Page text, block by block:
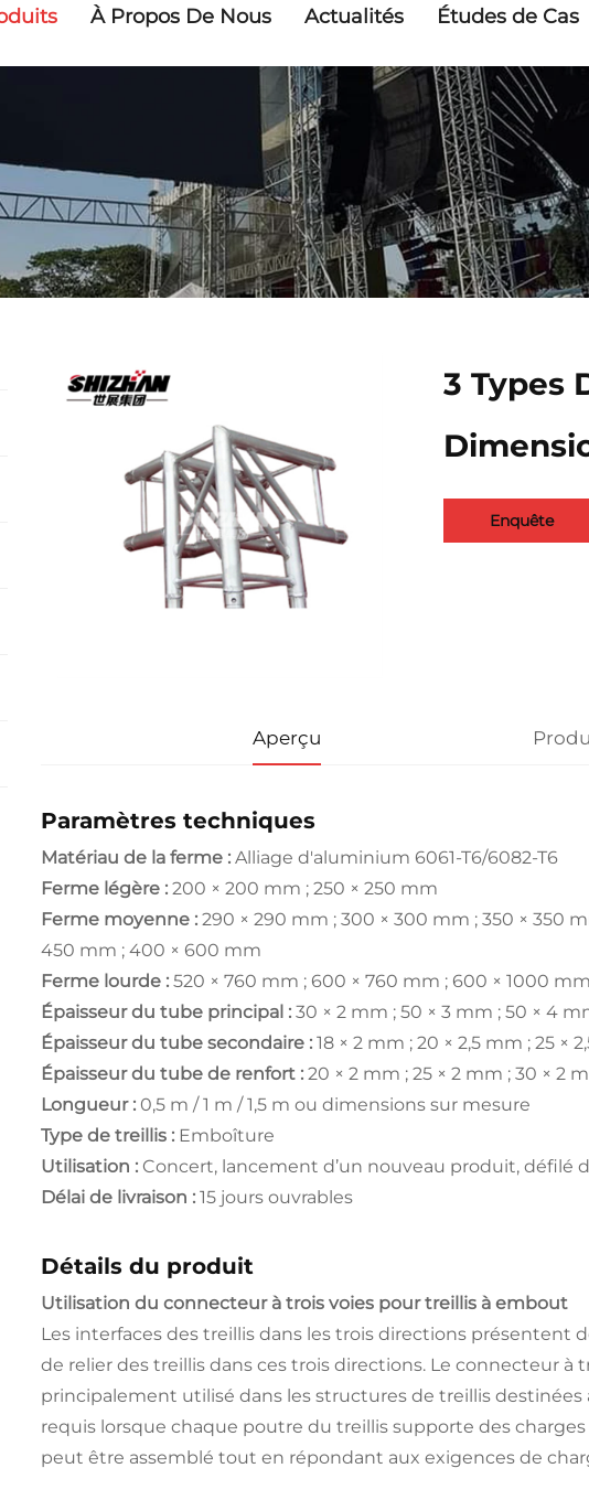
À Propos De Nous Actualités Études de Cas
3 Types
Enquête
Aperçu
Paramètres techniques
Matériau de la ferme : Alliage d'aluminium 6061-T6/6082-T6
Ferme légère : 200 × 200 mm ; 250 × 250 mm
Ferme moyenne : 290 × 290 mm ; 300 × 300 mm ; 350 × 350
450 mm ; 400 × 600 mm
Ferme lourde : 520 × 760 mm ; 600 × 760 mm ; 600 × 1000 mm
Épaisseur du tube principal : 30 × 2 mm ; 50 × 3 mm ; 50 × 4
Épaisseur du tube secondaire : 18 × 2 mm ; 20 × 2,5 mm ; 25 ×
Épaisseur du tube de renfort : 20 × 2 mm ; 25 × 2 mm ; 30 × 2
Longueur : 0,5 m / 1 m / 1,5 m ou dimensions sur mesure
Type de treillis : Emboîture
Utilisation : Concert, lancement d’un nouveau produit, défilé
Délai de livraison : 15 jours ouvrables
Détails du produit
Utilisation du connecteur à trois voies pour treillis à embout
Les interfaces des treillis dans les trois directions présentent
de relier des treillis dans ces trois directions. Le connecteur à
principalement utilisé dans les structures de treillis
requis lorsque chaque poutre du treillis supporte des charges
peut être assemblé tout en répondant aux exigences de